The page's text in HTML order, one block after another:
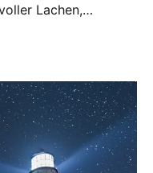
Lachen,
Sie mit